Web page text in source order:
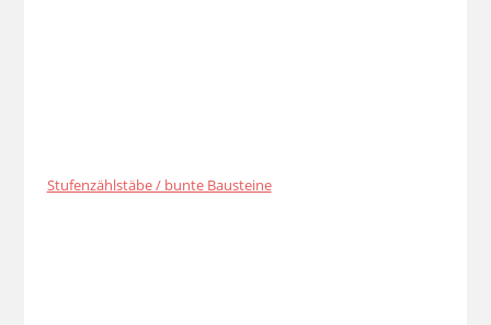
Stufenzählstäbe / bunte Bausteine